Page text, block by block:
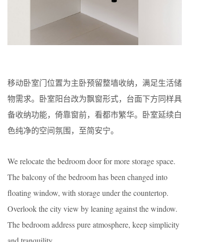
移动卧室门位置为主卧预留整墙收纳，满足生活储
物需求。卧室阳台改为飘窗形式，台面下方同样具
备收纳功能，倚靠窗前，看都市繁华。卧室延续白
色纯净的空间氛围，至简安宁。
We relocate the bedroom door for more storage space.
The balcony of the bedroom has been changed into
floating window, with storage under the countertop.
Overlook the city view by leaning against the window.
The bedroom address pure atmosphere, keep simplicity